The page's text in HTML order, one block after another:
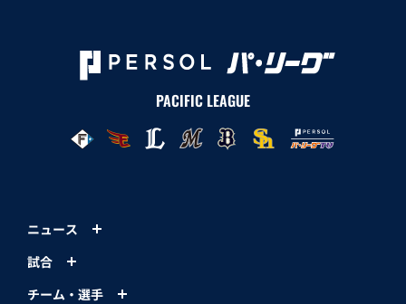
PACIFIC LEAGUE
ニュース
試合
チーム・選手